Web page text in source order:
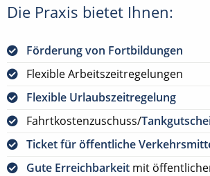
Die Praxis bietet Ihnen:
Förderung von Fortbildungen
Flexible Arbeitszeitregelungen
Flexible Urlaubszeitregelung
Fahrtkostenzuschuss/
Ticket für öffentliche
Gute Erreichbarkeit mit